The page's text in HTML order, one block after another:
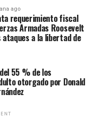
ago
requerimiento fiscal
Armadas Roosevelt
a la libertad de
55 % de los
otorgado por Donald